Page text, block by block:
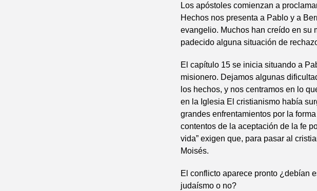
Los apóstoles comienzan a
Hechos nos presenta a Pablo y a
evangelio. Muchos han creído en su
padecido alguna situación de
El capítulo 15 se inicia situando a
misionero. Dejamos algunas
los hechos, y nos centramos en lo
en la Iglesia El cristianismo había
grandes enfrentamientos por la
contentos de la aceptación de la fe
vida” exigen que, para pasar al
Moisés.
El conflicto aparece pronto ¿debían
judaísmo o no?